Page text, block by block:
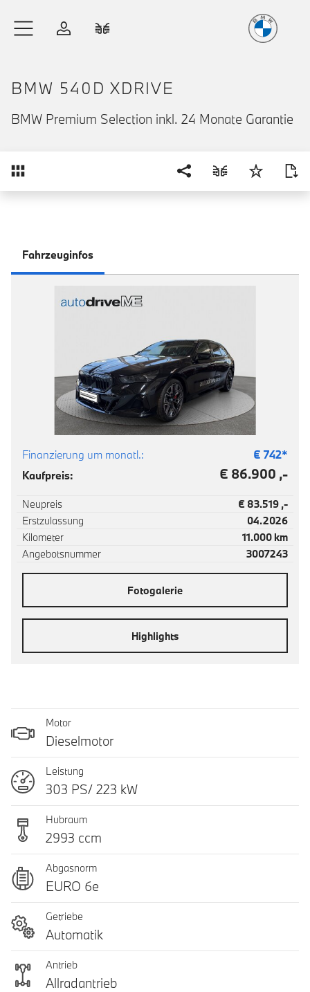
Anmelden
BMW 540D XDRIVE
BMW Premium Selection inkl. 24 Monate Garantie
Fahrzeuginfos
Finanzierung um monatl.: € 742*
Kaufpreis:
€ 86.900 ,-
Neupreis
€ 83.519 ,-
Erstzulassung
04.2026
Kilometer
11.000 km
Angebotsnummer
3007243
Fotogalerie
Highlights
Motor
Dieselmotor
Leistung
303 PS/ 223 kW
Hubraum
2993 ccm
Abgasnorm
EURO 6e
Getriebe
Automatik
Antrieb
Allradantrieb